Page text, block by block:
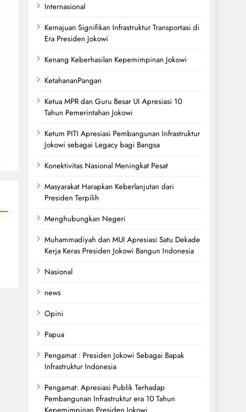
Internasional
Kemajuan Signifikan Infrastruktur Transportasi di
Era Presiden Jokowi
Kenang Keberhasilan Kepemimpinan Jokowi
KetahananPangan
Ketua MPR dan Guru Besar UI Apresiasi 10
Tahun Pemerintahan Jokowi
Ketum PITI Apresiasi Pembangunan Infrastruktur
Jokowi sebagai Legacy bagi Bangsa
Konektivitas Nasional Meningkat Pesat
Masyarakat Harapkan Keberlanjutan dari
Presiden Terpilih
Menghubungkan Negeri
Muhammadiyah dan MUI Apresiasi Satu Dekade
Kerja Keras Presiden Jokowi Bangun Indonesia
Nasional
news
Opini
Papua
Pengamat : Presiden Jokowi Sebagai Bapak
Infrastruktur Indonesia
Pengamat: Apresiasi Publik Terhadap
Pembangunan Infrastruktur era 10 Tahun